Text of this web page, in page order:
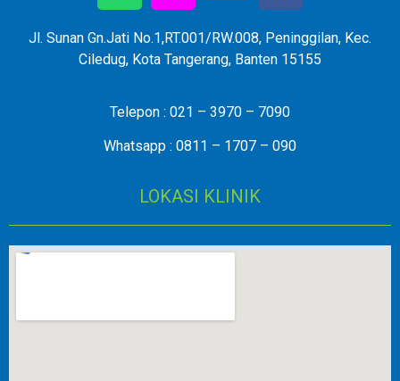
Jl. Sunan Gn.Jati No.1,RT.001/RW.008, Peninggilan, Kec.
Ciledug, Kota Tangerang, Banten 15155
Telepon : 021 – 3970 – 7090
Whatsapp : 0811 – 1707 – 090
LOKASI KLINIK